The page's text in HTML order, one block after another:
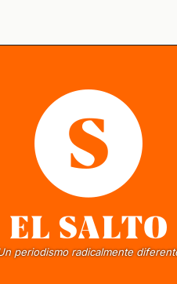
periodismo radicalmente